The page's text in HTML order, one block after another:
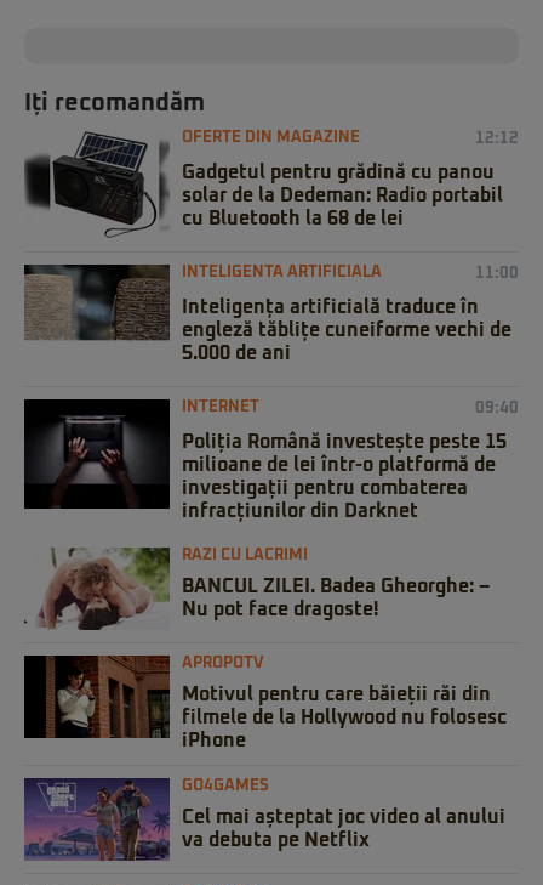
Iți recomandăm
OFERTE DIN MAGAZINE 12:12
Gadgetul pentru grădină cu panou
solar de la Dedeman: Radio portabil
cu Bluetooth la 68 de lei
INTELIGENTA ARTIFICIALA 11:00
Inteligența artificială traduce în
engleză tăblițe cuneiforme vechi de
5.000 de ani
INTERNET 09:40
Poliția Română investește peste 15
milioane de lei într-o platformă de
investigații pentru combaterea
infracțiunilor din Darknet
RAZI CU LACRIMI
BANCUL ZILEI. Badea Gheorghe: –
Nu pot face dragoste!
APROPOTV
Motivul pentru care băieții răi din
filmele de la Hollywood nu folosesc
iPhone
GO4GAMES
Cel mai așteptat joc video al anului
va debuta pe Netflix